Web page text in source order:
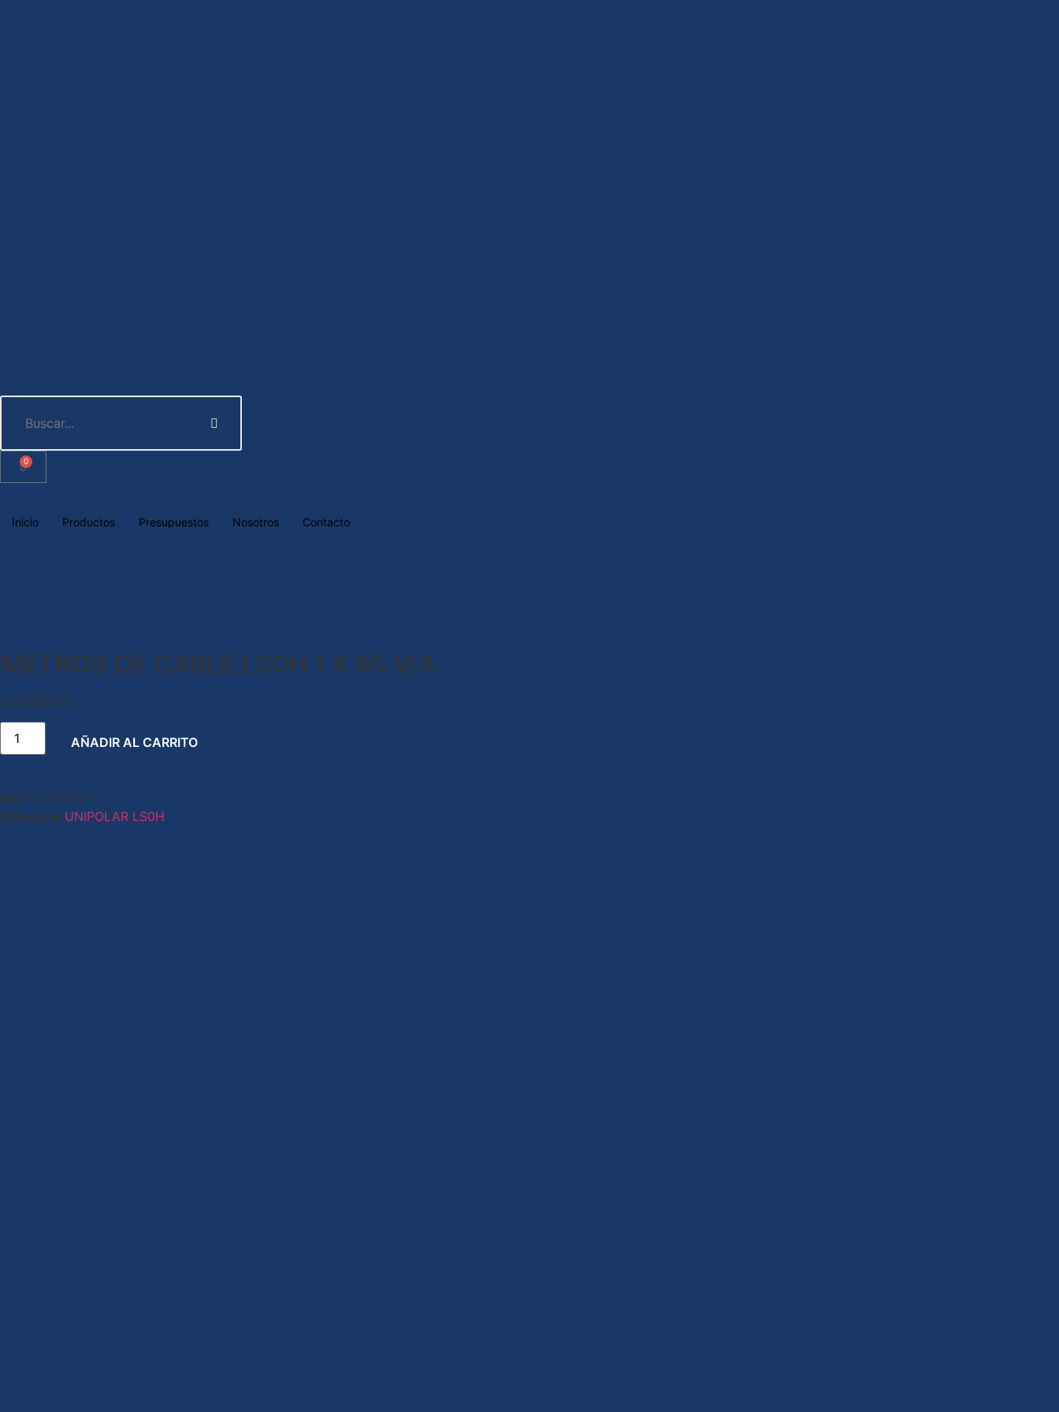
0
Inicio Productos Presupuestos Nosotros Contacto
METROS DE CABLE LS0H 1 X 95 V/A
$ 38.564,50
AÑADIR AL CARRITO
SKU CT01X95V
Categoría UNIPOLAR LS0H